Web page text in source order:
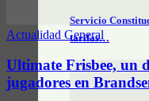
Servicio
tarifas…
Actualidad General
Ultimate Frisbee, un
jugadores en